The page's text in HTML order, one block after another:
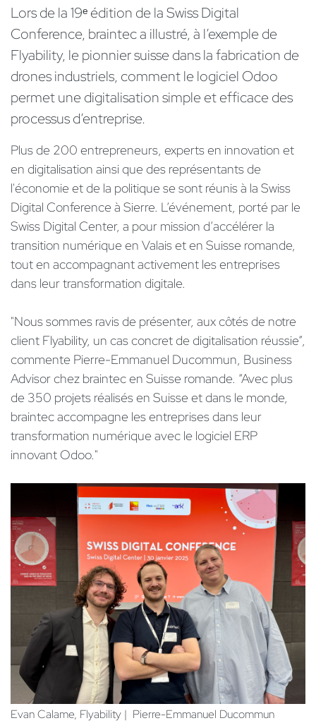
Lors de la 19ᵉ édition de la Swiss Digital
Conference, braintec a illustré, à l’exemple de
Flyability, le pionnier suisse dans la fabrication de
drones industriels, comment le logiciel Odoo
permet une digitalisation simple et efficace des
processus d’entreprise.
Plus de 200 entrepreneurs, experts en innovation et
en digitalisation ainsi que des représentants de
l'économie et de la politique se sont réunis à la Swiss
Digital Conference à Sierre. L’événement, porté par le
Swiss Digital Center, a pour mission d’accélérer la
transition numérique en Valais et en Suisse romande,
tout en accompagnant activement les entreprises
dans leur transformation digitale.
"Nous sommes ravis de présenter, aux côtés de notre
client Flyability, un cas concret de digitalisation réussie”,
commente Pierre-Emmanuel Ducommun, Business
Advisor chez braintec en Suisse romande. “Avec plus
de 350 projets réalisés en Suisse et dans le monde,
braintec accompagne les entreprises dans leur
transformation numérique avec le logiciel ERP
innovant Odoo."
Evan Calame, Flyability | Pierre-Emmanuel Ducommun